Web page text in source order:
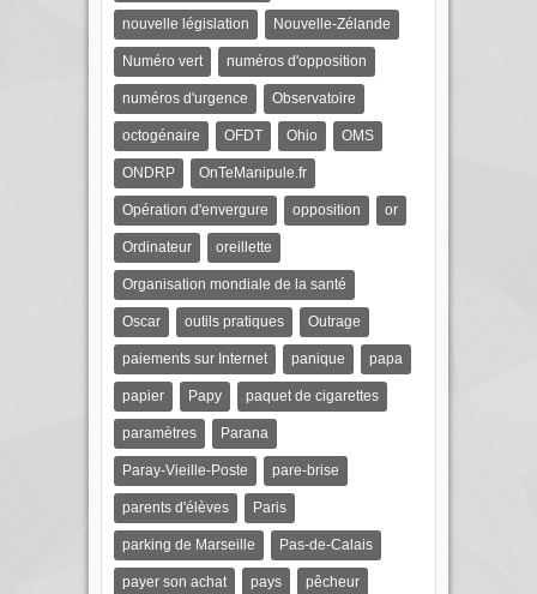
nouvelle législation Nouvelle-Zélande
Numéro vert numéros d'opposition
numéros d'urgence Observatoire
octogénaire OFDT Ohio OMS
ONDRP OnTeManipule.fr
Opération d'envergure opposition or
Ordinateur oreillette
Organisation mondiale de la santé
Oscar outils pratiques Outrage
paiements sur Internet panique papa
papier Papy paquet de cigarettes
paramètres Parana
Paray-Vieille-Poste pare-brise
parents d'élèves Paris
parking de Marseille Pas-de-Calais
payer son achat pays pêcheur